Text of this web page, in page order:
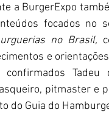
a BurgerExpo
focados no
no Brasil,
e
confirmados
pitmaster e
do Guia do